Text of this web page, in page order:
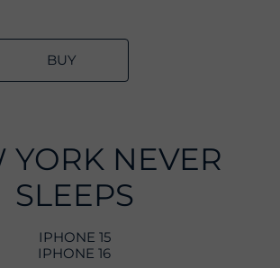
BUY
YORK NEVER
SLEEPS
IPHONE 15
IPHONE 16